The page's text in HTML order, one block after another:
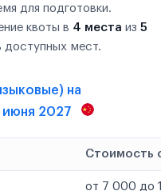
для подготовки.
квоты в 4 места из 5
доступных мест.
на
июня 2027
Стоимость
от 7 000 до